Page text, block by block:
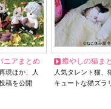
ニアまとめ
現ほか、人
稿を公開
癒やしの猫ま
人気タレント猫
キュートな猫ズラ